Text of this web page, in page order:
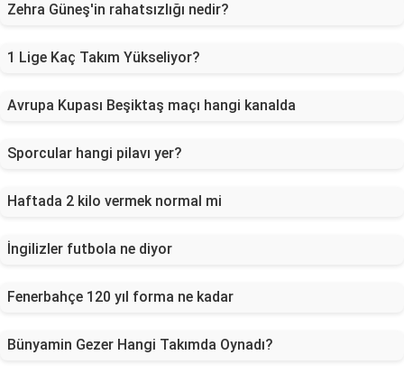
Zehra Güneş'in rahatsızlığı nedir?
1 Lige Kaç Takım Yükseliyor?
Avrupa Kupası Beşiktaş maçı hangi kanalda
Sporcular hangi pilavı yer?
Haftada 2 kilo vermek normal mi
İngilizler futbola ne diyor
Fenerbahçe 120 yıl forma ne kadar
Bünyamin Gezer Hangi Takımda Oynadı?